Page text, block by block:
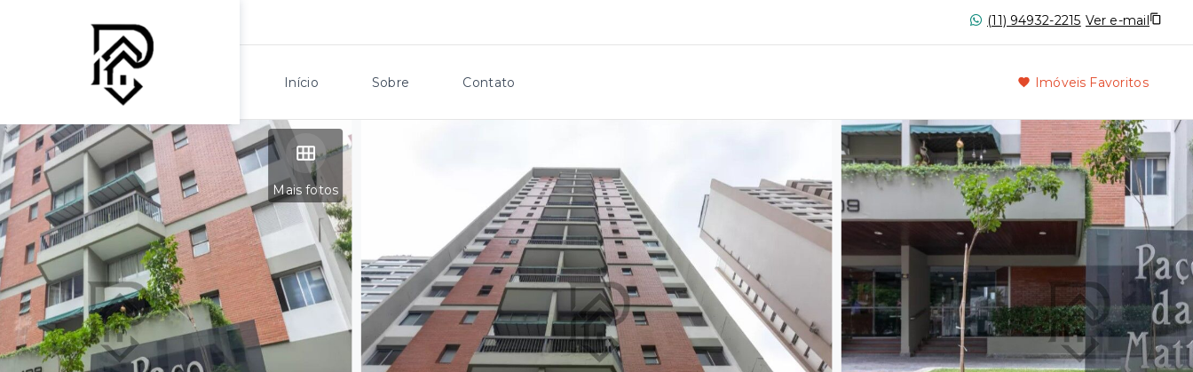
(11) 94932-2215 Ver e-mail
Início Sobre Contato Imóveis Favoritos
Mais fotos